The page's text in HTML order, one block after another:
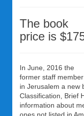
The book
price is
In June, 2016 the
former staff
in Jerusalem a new
Classification, Brief
information about